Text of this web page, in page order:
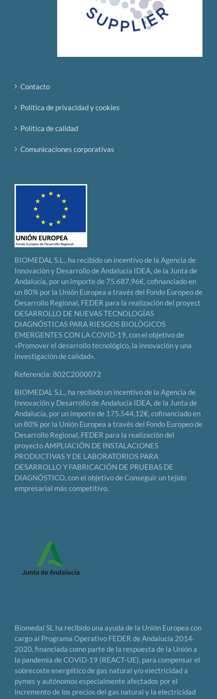
Contacto
Política de privacidad y cookies
Política de calidad
Comunicaciones corporativas
BIOMEDAL S.L., ha recibido un incentivo de la Agencia de
Innovación y Desarrollo de Andalucía IDEA, de la Junta de
Andalucía, por un importe de 75.687,96€, cofinanciado en
un 80% por la Unión Europea a través del Fondo Europeo de
Desarrollo Regional, FEDER para la realización del proyect
DESARROLLO DE NUEVAS TECNOLOGÍAS
DIAGNÓSTICAS PARA RIESGOS BIOLÓGICOS
EMERGENTES CON LA COVID-19, con el objetivo de
«Promover el desarrollo tecnológico, la innovación y una
investigación de calidad».
Referencia: 802C2000072
BIOMEDAL S.L., ha recibido un incentivo de la Agencia de
Innovación y Desarrollo de Andalucía IDEA, de la Junta de
Andalucía, por un importe de 175.544,12€, cofinanciado en
un 80% por la Unión Europea a través del Fondo Europeo de
Desarrollo Regional, FEDER para la realización del
proyecto AMPLIACIÓN DE INSTALACIONES
PRODUCTIVAS Y DE LABORATORIOS PARA
DESARROLLO Y FABRICACIÓN DE PRUEBAS DE
DIAGNÓSTICO, con el objetivo de Conseguir un tejido
empresarial más competitivo.
Biomedal SL ha recibido una ayuda de la Unión Europea con
cargo al Programa Operativo FEDER de Andalucía 2014-
2020, financiada como parte de la respuesta de la Unión a
la pandemia de COVID-19 (REACT-UE), para compensar el
sobrecoste energético de gas natural y/o electricidad a
pymes y autónomos especialmente afectados por el
incremento de los precios del gas natural y la electricidad